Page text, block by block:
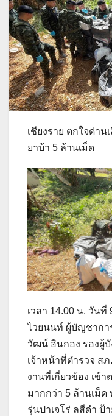
เชียงราย ตกใจด่า
ยาบ้า 5 ล้านเม็ด
เวลา 14.00 น. วัน
ไวยนนท์ ผู้บัญชากา
วัฒน์ อินกอง รองผู้
เจ้าหน้าที่ตำรวจ ส
งานที่เกี่ยวข้อง เข้
มากกว่า 5 ล้านเม็
รุ่นปาเจโร่ ลสีดำ ป้